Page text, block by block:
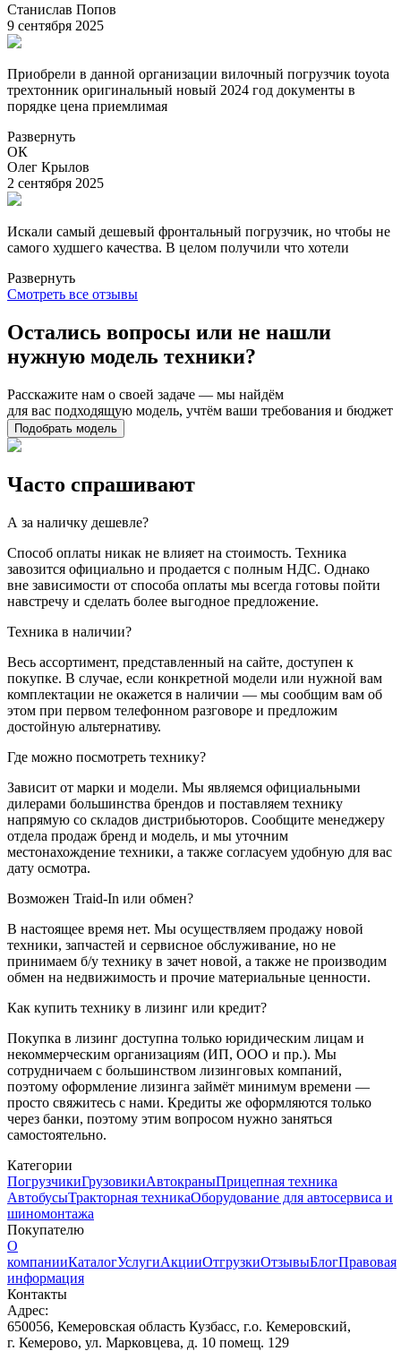
Станислав Попов
9 сентября 2025
Приобрели в данной организации вилочный погрузчик toyota
трехтонник оригинальный новый 2024 год документы в
порядке цена приемлимая
Развернуть
ОК
Олег Крылов
2 сентября 2025
Искали самый дешевый фронтальный погрузчик, но чтобы не
самого худшего качества. В целом получили что хотели
Развернуть
Смотреть все отзывы
Остались вопросы или не нашли
нужную модель техники?
Расскажите нам о своей задаче — мы найдём
для вас подходящую модель, учтём ваши требования и бюджет
Подобрать модель
Часто спрашивают
А за наличку дешевле?
Способ оплаты никак не влияет на стоимость. Техника
завозится официально и продается с полным НДС. Однако
вне зависимости от способа оплаты мы всегда готовы пойти
навстречу и сделать более выгодное предложение.
Техника в наличии?
Весь ассортимент, представленный на сайте, доступен к
покупке. В случае, если конкретной модели или нужной вам
комплектации не окажется в наличии — мы сообщим вам об
этом при первом телефонном разговоре и предложим
достойную альтернативу.
Где можно посмотреть технику?
Зависит от марки и модели. Мы являемся официальными
дилерами большинства брендов и поставляем технику
напрямую со складов дистрибьюторов. Сообщите менеджеру
отдела продаж бренд и модель, и мы уточним
местонахождение техники, а также согласуем удобную для вас
дату осмотра.
Возможен Traid-In или обмен?
В настоящее время нет. Мы осуществляем продажу новой
техники, запчастей и сервисное обслуживание, но не
принимаем б/у технику в зачет новой, а также не производим
обмен на недвижимость и прочие материальные ценности.
Как купить технику в лизинг или кредит?
Покупка в лизинг доступна только юридическим лицам и
некоммерческим организациям (ИП, ООО и пр.). Мы
сотрудничаем с большинством лизинговых компаний,
поэтому оформление лизинга займёт минимум времени —
просто свяжитесь с нами. Кредиты же оформляются только
через банки, поэтому этим вопросом нужно заняться
самостоятельно.
Категории
ПогрузчикиГрузовикиАвтокраныПрицепная техника
АвтобусыТракторная техникаОборудование для автосервиса и
шиномонтажа
Покупателю
О
компанииКаталогУслугиАкцииОтгрузкиОтзывыБлогПравовая
информация
Контакты
Адрес:
650056, Кемеровская область Кузбасс, г.о. Кемеровский,
г. Кемерово, ул. Марковцева, д. 10 помещ. 129